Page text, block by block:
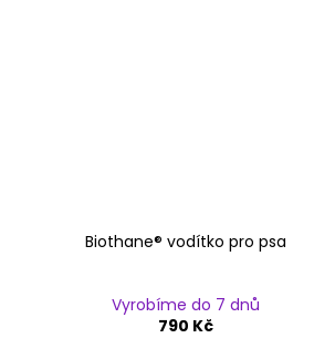
Biothane® vodítko pro psa
Vyrobíme do 7 dnů
790 Kč